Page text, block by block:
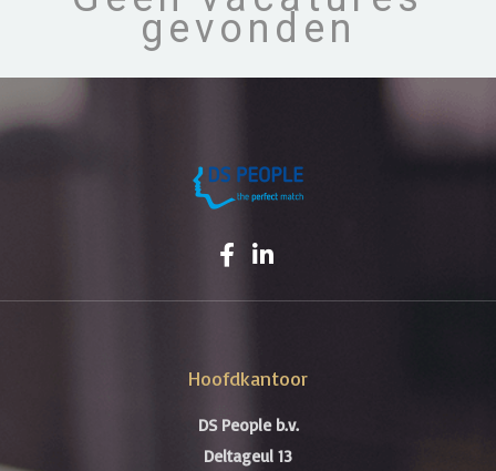
gevonden
Hoofdkantoor
DS People b.v.
Deltageul 13